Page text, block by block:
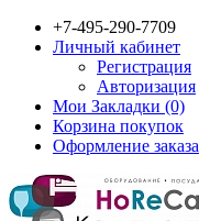
+7-495-290-7709
Личный кабинет
Регистрация
Авторизация
Мои Закладки (0)
Корзина покупок
Оформление заказа